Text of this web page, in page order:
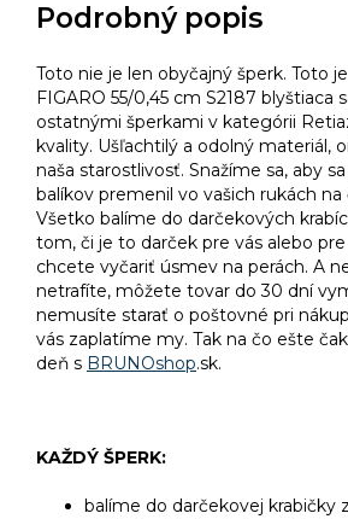
Podrobný popis
Toto nie je len obyčajný šperk. Toto
FIGARO 55/0,45 cm S2187 blyštiaca
ostatnými šperkami v kategórii
kvality. Ušľachtilý a odolný materiál,
naša starostlivosť. Snažíme sa, aby
balíkov premenil vo vašich rukách na
Všetko balíme do darčekových
tom, či je to darček pre vás alebo
chcete vyčariť úsmev na perách. A
netrafíte, môžete tovar do 30 dní
nemusíte starať o poštovné pri
vás zaplatíme my. Tak na čo ešte
deň s BRUNOshop.sk.
KAŽDÝ ŠPERK:
balíme do darčekovej krabičky